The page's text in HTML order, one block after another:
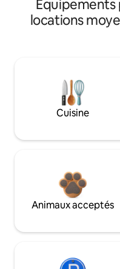
Équipements
locations
Cuisine
Animaux acceptés